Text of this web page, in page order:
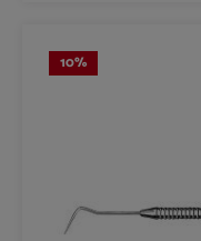
10%